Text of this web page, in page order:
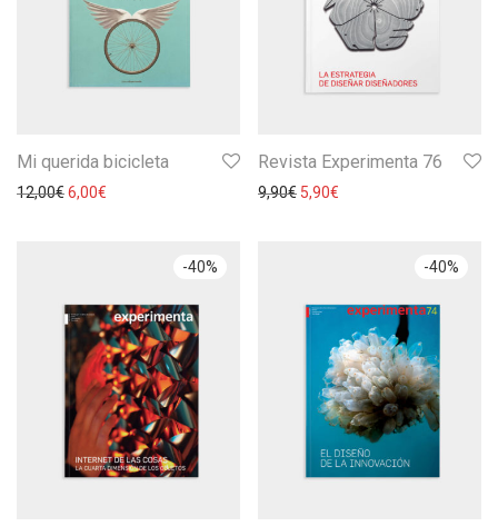
Mi querida bicicleta
12,00€6,00€
Revista Experimenta 76
9,90€ 5,90€
-40% -40%